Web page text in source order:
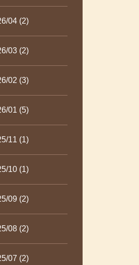
04 (2)
03 (2)
02 (3)
01 (5)
11 (1)
10 (1)
09 (2)
08 (2)
07 (2)